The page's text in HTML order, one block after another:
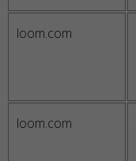
loom.com
loom.com